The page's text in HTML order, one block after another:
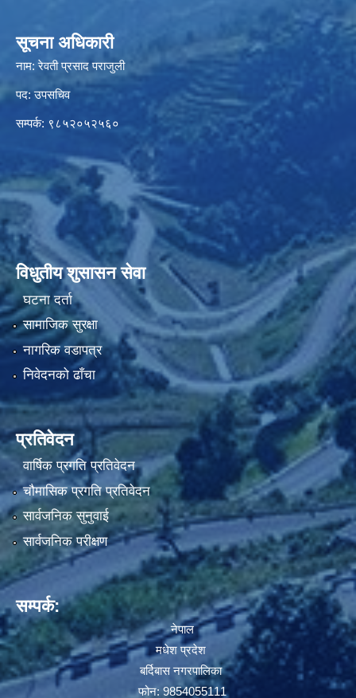
सूचना अधिकारी
नाम: रेवती प्रसाद पराजुली
पद: उपसचिव
सम्पर्क: ९८५२०५२५६०
विधुतीय शुसासन सेवा
घटना दर्ता
सामाजिक सुरक्षा
नागरिक वडापत्र
निवेदनको ढाँचा
प्रतिवेदन
वार्षिक प्रगति प्रतिवेदन
चौमासिक प्रगति प्रतिवेदन
सार्वजनिक सुनुवाई
सार्वजनिक परीक्षण
सम्पर्क:
नेपाल
मधेश प्रदेश
बर्दिबास नगरपालिका
फोन: 9854055111